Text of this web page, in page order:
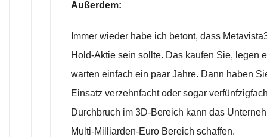
Außerdem:
Immer wieder habe ich betont, dass
Hold-Aktie sein sollte. Das kaufen Sie, legen
warten einfach ein paar Jahre. Dann haben
Einsatz verzehnfacht oder sogar
Durchbruch im 3D-Bereich kann das
Multi-Milliarden-Euro Bereich schaffen.